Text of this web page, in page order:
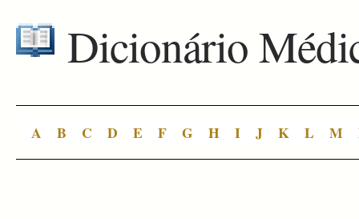
Dicionário
A B C D E F G H I J K L M